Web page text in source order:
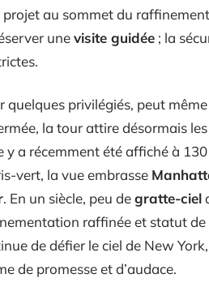
projet au sommet du
unevisite guidée ; la
quelques privilégiés, peut
la tour attire désormais
y a récemment été affiché à
vert, la vue embrasse
. En un siècle, peu degrat­te-ciel
raffinée et statut
de défier le ciel de New
de promesse et d’audace.